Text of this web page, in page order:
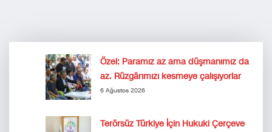
Özel: Paramız az ama düşmanımız da
az. Rüzgârımızı kesmeye çalışıyorlar
6 Ağustos 2026
Terörsüz Türkiye İçin Hukuki Çerçeve